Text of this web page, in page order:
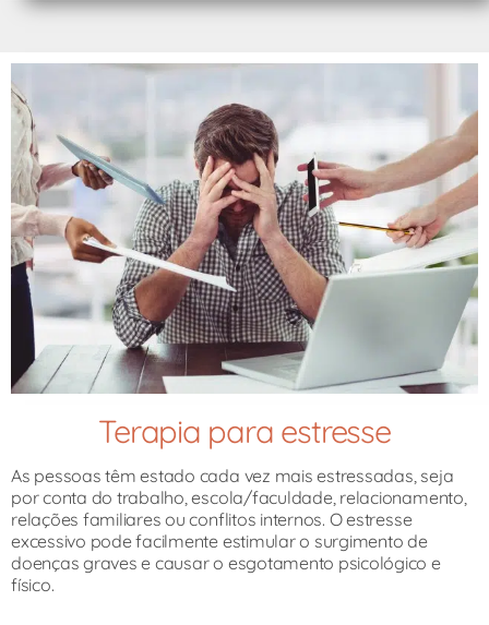
Terapia para estresse​
As pessoas têm estado cada vez mais estressadas, seja
por conta do trabalho, escola/faculdade, relacionamento,
relações familiares ou conflitos internos. O estresse
excessivo pode facilmente estimular o surgimento de
doenças graves e causar o esgotamento psicológico e
físico.